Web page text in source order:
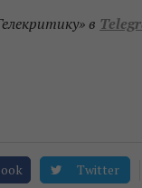
в
Twitter